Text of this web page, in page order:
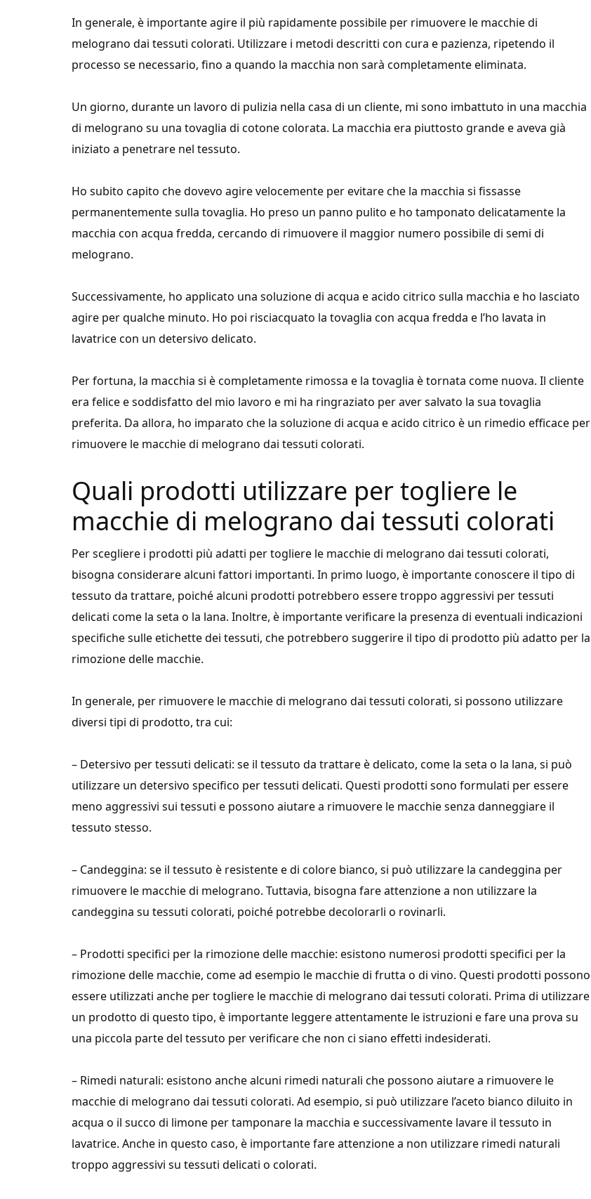
In generale, è importante agire il più rapidamente possibile per rimuovere le macchie di
melograno dai tessuti colorati. Utilizzare i metodi descritti con cura e pazienza, ripetendo il
processo se necessario, fino a quando la macchia non sarà completamente eliminata.
Un giorno, durante un lavoro di pulizia nella casa di un cliente, mi sono imbattuto in una macchia
di melograno su una tovaglia di cotone colorata. La macchia era piuttosto grande e aveva già
iniziato a penetrare nel tessuto.
Ho subito capito che dovevo agire velocemente per evitare che la macchia si fissasse
permanentemente sulla tovaglia. Ho preso un panno pulito e ho tamponato delicatamente la
macchia con acqua fredda, cercando di rimuovere il maggior numero possibile di semi di
melograno.
Successivamente, ho applicato una soluzione di acqua e acido citrico sulla macchia e ho lasciato
agire per qualche minuto. Ho poi risciacquato la tovaglia con acqua fredda e l’ho lavata in
lavatrice con un detersivo delicato.
Per fortuna, la macchia si è completamente rimossa e la tovaglia è tornata come nuova. Il cliente
era felice e soddisfatto del mio lavoro e mi ha ringraziato per aver salvato la sua tovaglia
preferita. Da allora, ho imparato che la soluzione di acqua e acido citrico è un rimedio efficace per
rimuovere le macchie di melograno dai tessuti colorati.
Quali prodotti utilizzare per togliere le
macchie di melograno dai tessuti colorati
Per scegliere i prodotti più adatti per togliere le macchie di melograno dai tessuti colorati,
bisogna considerare alcuni fattori importanti. In primo luogo, è importante conoscere il tipo di
tessuto da trattare, poiché alcuni prodotti potrebbero essere troppo aggressivi per tessuti
delicati come la seta o la lana. Inoltre, è importante verificare la presenza di eventuali indicazioni
specifiche sulle etichette dei tessuti, che potrebbero suggerire il tipo di prodotto più adatto per la
rimozione delle macchie.
In generale, per rimuovere le macchie di melograno dai tessuti colorati, si possono utilizzare
diversi tipi di prodotto, tra cui:
– Detersivo per tessuti delicati: se il tessuto da trattare è delicato, come la seta o la lana, si può
utilizzare un detersivo specifico per tessuti delicati. Questi prodotti sono formulati per essere
meno aggressivi sui tessuti e possono aiutare a rimuovere le macchie senza danneggiare il
tessuto stesso.
– Candeggina: se il tessuto è resistente e di colore bianco, si può utilizzare la candeggina per
rimuovere le macchie di melograno. Tuttavia, bisogna fare attenzione a non utilizzare la
candeggina su tessuti colorati, poiché potrebbe decolorarli o rovinarli.
– Prodotti specifici per la rimozione delle macchie: esistono numerosi prodotti specifici per la
rimozione delle macchie, come ad esempio le macchie di frutta o di vino. Questi prodotti possono
essere utilizzati anche per togliere le macchie di melograno dai tessuti colorati. Prima di utilizzare
un prodotto di questo tipo, è importante leggere attentamente le istruzioni e fare una prova su
una piccola parte del tessuto per verificare che non ci siano effetti indesiderati.
– Rimedi naturali: esistono anche alcuni rimedi naturali che possono aiutare a rimuovere le
macchie di melograno dai tessuti colorati. Ad esempio, si può utilizzare l’aceto bianco diluito in
acqua o il succo di limone per tamponare la macchia e successivamente lavare il tessuto in
lavatrice. Anche in questo caso, è importante fare attenzione a non utilizzare rimedi naturali
troppo aggressivi su tessuti delicati o colorati.